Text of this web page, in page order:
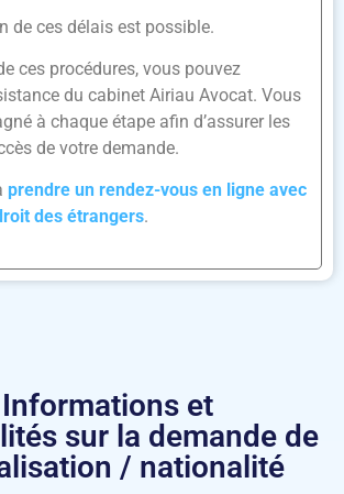
de ces délais est possible.
ces procédures, vous pouvez
du cabinet Airiau Avocat. Vous
à chaque étape afin d’assurer les
de votre demande.
prendre un rendez-vous en ligne avec
des étrangers.
et
sur la demande de
/ nationalité